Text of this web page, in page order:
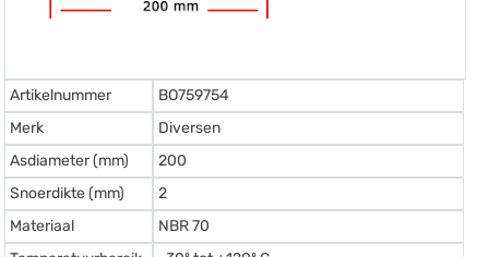
Artikelnummer
BO759754
Merk
Diversen
Asdiameter (mm)
200
Snoerdikte (mm)
2
Materiaal
NBR 70